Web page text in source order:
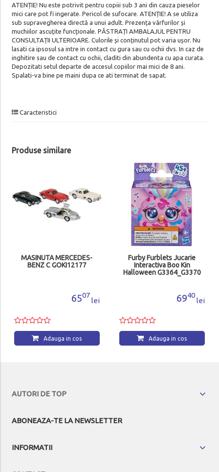
ATENȚIE! Nu este potrivit pentru copiii sub 3 ani din cauza pieselor
mici care pot fi ingerate. Pericol de sufocare. ATENȚIE! A se utiliza
sub supravegherea directă a unui adult. Prezența vârfurilor și
muchiilor ascuțite funcționale. PĂSTRAȚI AMBALAJUL PENTRU
CONSULTAȚII ULTERIOARE. Culorile și conținutul pot varia ușor. Nu
lasati ca ipsosul sa intre in contact cu gura sau cu ochii dvs. In caz de
inghitire sau de contact cu ochii, claditi din abundenta cu apa curata.
Depozitati setul departe de accesul copiilor mai mici de 8 ani.
Spalati-va bine pe maini dupa ce ati terminat de sapat.
Caracteristici
Produse similare
MASINUTA MERCEDES-
BENZ C GOKI12177
6507
lei
Adauga in cos
Furby Furblets Jucarie
Interactiva Boo Kin
Halloween G3364_G3370
6940
lei
Adauga in cos
AUTORI DE TOP
ABONEAZA-TE LA NEWSLETTER
INFORMATII